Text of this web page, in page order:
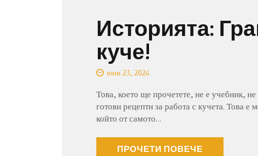
Историята:
куче!
юни 23, 2026
Това, което ще прочетете, не е учебник,
готови рецепти за работа с кучета. Това е
който от самото…
ПРОЧЕТИ ПОВЕЧЕ